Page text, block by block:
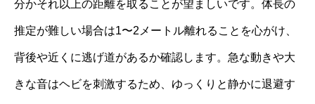
分かそれ以上の距離を取ることが望ましいです。体長の
推定が難しい場合は1〜2メートル離れることを心がけ、
背後や近くに逃げ道があるか確認します。急な動きや大
きな音はヘビを刺激するため、ゆっくりと静かに退避す